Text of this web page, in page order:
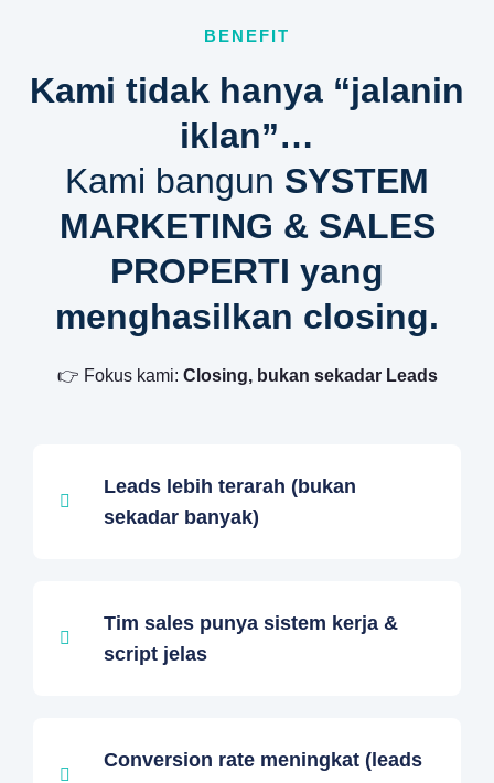
BENEFIT
Kami tidak hanya “jalanin
iklan”…
Kami bangun SYSTEM
MARKETING & SALES
PROPERTI yang
menghasilkan closing.
👉 Fokus kami: Closing, bukan sekadar Leads
Leads lebih terarah (bukan
sekadar banyak)
Tim sales punya sistem kerja &
script jelas
Conversion rate meningkat (leads